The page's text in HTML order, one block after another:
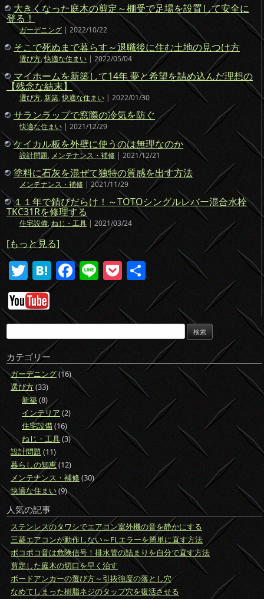
大きくなった庭木の剪定～棚受で足場を設置して安全に
登る！
ガーデニング | 2022/10/22
そこで死ぬまで暮らす～退職後に住む土地の見つけ方
選び方,快適な住まい | 2022/05/04
マイホームを新築して14年 夢と希望を詰め込んだ理想の
【残念な結末】
選び方,新築,快適な住まい | 2022/01/30
サランラップで窓際の冷気を防ぐ
快適な住まい | 2021/12/29
ケイカル板を外壁に使うのは無理なのか
設計問題, メンテナンス・補修 | 2021/12/21
塗料に石灰を混ぜて独特の質感を出す方法
メンテナンス・補修 | 2021/11/29
１１年で錆びだらけ！～TOTOシングルレバー混合水栓
TKC31Rを修理する
住宅設備,ねじ・工具| 2021/03/24
[もっと見る]
T
w
itt
er
H
at
e
n
a
F
c
e
b
o
o
k
Li
n
e
P
o
ck
et
共
有
検
索:
カテゴリー
ガーデニング(16)
選び方(33)
新築(8)
インテリア (2)
住宅設備(16)
ねじ・工具(3)
設計問題 (11)
暮らしの知恵(12)
メンテナンス・補修(30)
快適な住まい(9)
人気の記事
ステンレスのタワシでエアコン室外機の音を静かにする
三菱エアコンが動作しない～FLエラーを簡単に直す方法
ポコポコ音は危険信号！排水管の詰まりを自分で直す方法
剪定した庭木の切口を早く治す
ボードアンカーの選び方～引抜強度の落とし穴
なめてしまった樹脂ネジのタップ穴を復活させる